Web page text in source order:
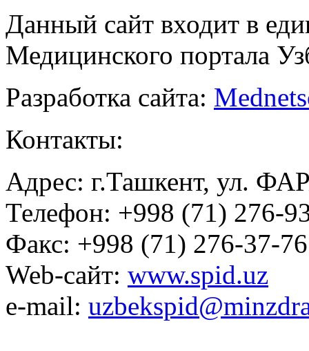
Данный сайт входит в
Медицинского портала
Разработка сайта:
Контакты:
Адрес: г.Ташкент, ул.
Телефон: +998 (71) 276-
Факс: +998 (71) 276-37-76
Web-сайт: www.spid.uz
e-mail: